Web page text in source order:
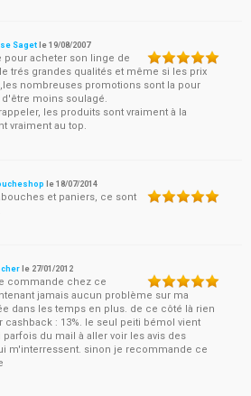
Saget le19/08/2007
pour acheter son linge de
trés grandes qualités et même si les prix
nombreuses promotions sont la pour
moins soulagé.
les produits sont vraiment à la
vraiment au top.
le18/07/2014
et paniers, ce sont
le 27/01/2012
commande chez ce
jamais aucun problème sur ma
dans les temps en plus. de ce côté là rien
: 13%. le seul peiti bémol vient
du mail à aller voir les avis des
m'interressent. sinon je recommande ce